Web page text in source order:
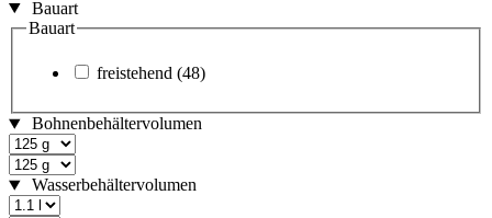
Bauart
Bauart
freistehend (48)
Bohnenbehältervolumen
Wasserbehältervolumen